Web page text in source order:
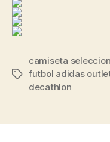
Etiquetas
camiseta
futbol adidas
decathlon